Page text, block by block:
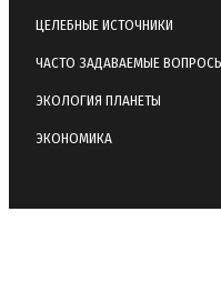
ЦЕЛЕБНЫЕ ИСТОЧНИКИ
ЧАСТО ЗАДАВАЕМЫЕ
ЭКОЛОГИЯ ПЛАНЕТЫ
ЭКОНОМИКА